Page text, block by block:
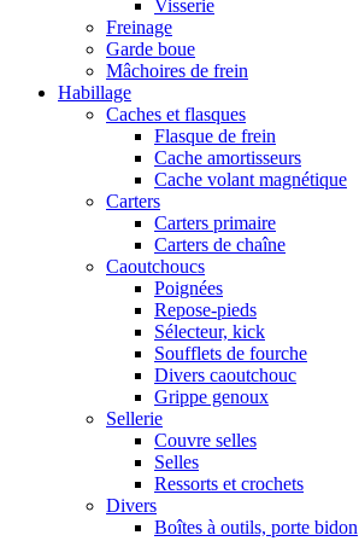
Visserie
Freinage
Garde boue
Mâchoires de frein
Habillage
Caches et flasques
Flasque de frein
Cache amortisseurs
Cache volant magnétique
Carters
Carters primaire
Carters de chaîne
Caoutchoucs
Poignées
Repose-pieds
Sélecteur, kick
Soufflets de fourche
Divers caoutchouc
Grippe genoux
Sellerie
Couvre selles
Selles
Ressorts et crochets
Divers
Boîtes à outils, porte bidon